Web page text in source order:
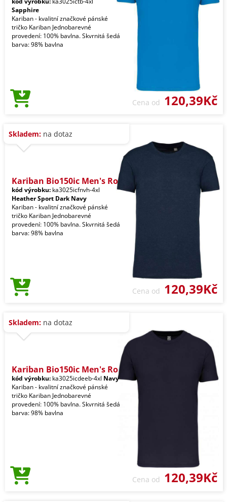
Sapphire
Kariban - kvalitní značkové pánské
tričko Kariban Jednobarevné
provedení: 100% bavlna. Skvrnitá šedá
barva: 98% bavlna
Cena od 120,39Kč
Skladem: na dotaz
Kariban Bio150ic Men's Ro
kód výrobku: ka3025icfnvh-4xl
Heather Sport Dark Navy
Kariban - kvalitní značkové pánské
tričko Kariban Jednobarevné
provedení: 100% bavlna. Skvrnitá šedá
barva: 98% bavlna
Cena od 120,39Kč
Skladem: na dotaz
Kariban Bio150ic Men's Ro
kód výrobku: ka3025icdeeb-4xl Navy
Kariban - kvalitní značkové pánské
tričko Kariban Jednobarevné
provedení: 100% bavlna. Skvrnitá šedá
barva: 98% bavlna
Cena od 120,39Kč